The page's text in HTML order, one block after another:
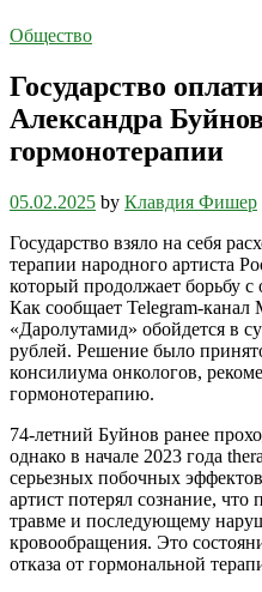
Общество
Государство
Александра
гормонотерапии
05.02.2025 by Клавдия Фишер
Государство взяло на себя
терапии народного артиста
который продолжает борьбу с
Как сообщает Telegram-канал
«Даролутамид» обойдется в
рублей. Решение было
консилиума онкологов,
гормонотерапию.
74-летний Буйнов ранее
однако в начале 2023 года
серьезных побочных
артист потерял сознание,
травме и последующему
кровообращения. Это
отказа от гормональной